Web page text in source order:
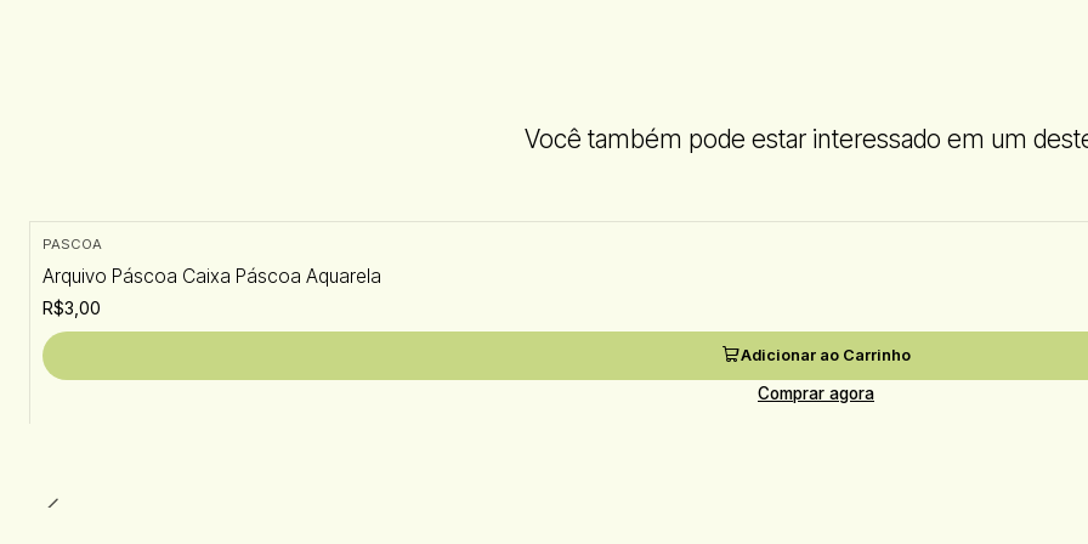
Você também pode estar interessado em um
PASCOA
Arquivo Páscoa Caixa Páscoa Aquarela
R$3,00
Adicionar ao Carrinho
Comprar agora